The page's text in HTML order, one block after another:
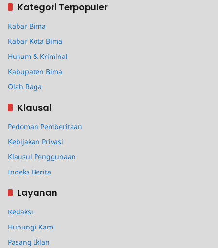
Kategori Terpopuler
Kabar Bima
Kabar Kota Bima
Hukum & Kriminal
Kabupaten Bima
Olah Raga
Klausal
Pedoman Pemberitaan
Kebijakan Privasi
Klausul Penggunaan
Indeks Berita
Layanan
Redaksi
Hubungi Kami
Pasang Iklan